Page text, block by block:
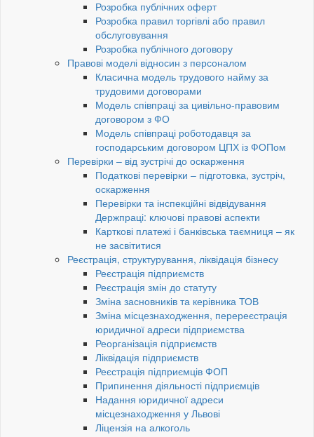
Розробка публічних оферт
Розробка правил торгівлі або правил
обслуговування
Розробка публічного договору
Правові моделі відносин з персоналом
Класична модель трудового найму за
трудовими договорами
Модель співпраці за цивільно-правовим
договором з ФО
Модель співпраці роботодавця за
господарським договором ЦПХ із ФОПом
Перевірки – від зустрічі до оскарження
Податкові перевірки – підготовка, зустріч,
оскарження
Перевірки та інспекційні відвідування
Держпраці: ключові правові аспекти
Карткові платежі і банківська таємниця – як
не засвітитися
Реєстрація, структурування, ліквідація бізнесу
Реєстрація підприємств
Реєстрація змін до статуту
Зміна засновників та керівника ТОВ
Зміна місцезнаходження, перереєстрація
юридичної адреси підприємства
Реорганізація підприємств
Ліквідація підприємств
Реєстрація підприємців ФОП
Припинення діяльності підприємців
Надання юридичної адреси
місцезнаходження у Львові
Ліцензія на алкоголь